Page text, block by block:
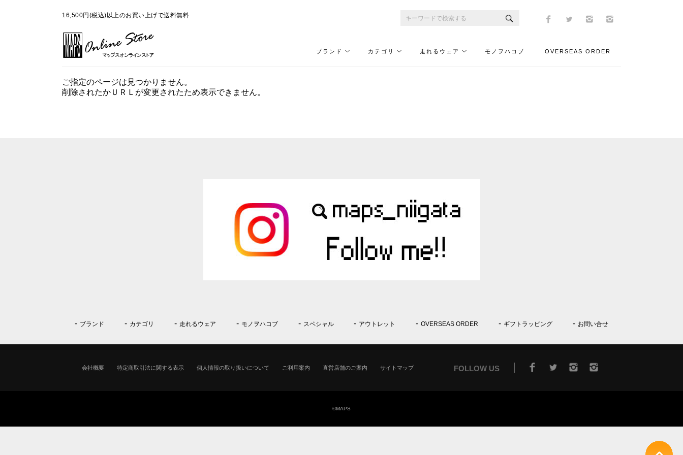
16,500円(税込)以上のお買い上げで送料無料
ブランド カテゴリ 走れるウェア モノヲハコブ OVERSEAS ORDER
ご指定のページは見つかりません。
削除されたかＵＲＬが変更されたため表示できません。
ブランド カテゴリ 走れるウェア モノヲハコブ スペシャル アウトレット OVERSEAS ORDER ギフトラッピング お問い合せ
会社概要 特定商取引法に関する表示 個人情報の取り扱いについて ご利用案内 直営店舗のご案内 サイトマップ FOLLOW US
©MAPS